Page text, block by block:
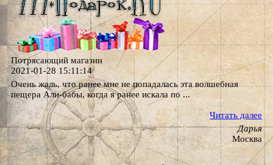
Потрясающий магазин
2021-01-28 15:11:14
Очень жаль, что ранее мне не попадалась эта волшебная
пещера Али-бабы, когда я ранее искала по ...
Читать далее
Дарья
Москва